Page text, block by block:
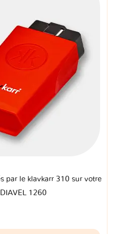
par le klavkarr 310 sur votre
1260